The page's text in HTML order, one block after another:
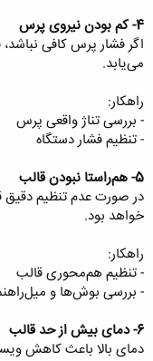
4- کم بودن نیروی پرس
اگر فشار پرس کافی
می‌یابد.
راهکار:
- بررسی تناژ واقعی پرس
- تنظیم فشار دستگاه
5- هم‌راستا نبودن قالب
در صورت عدم تنظیم
خواهد بود.
راهکار:
- تنظیم هم‌محوری قالب
- بررسی بوش‌ها و
6- دمای بیش از حد قالب
دمای بالا باعث کاهش